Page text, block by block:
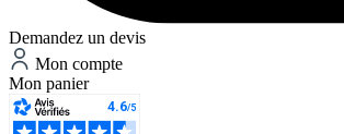
Demandez un devis
Mon compte
Mon panier